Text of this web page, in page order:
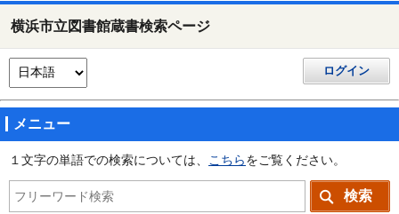
横浜市立図書館蔵書検索ページ
ログイン
メニュー
１文字の単語での検索については、 こちら をご覧ください。